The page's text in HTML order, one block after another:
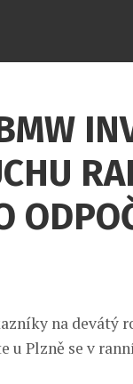
na devátý
Plzně se v